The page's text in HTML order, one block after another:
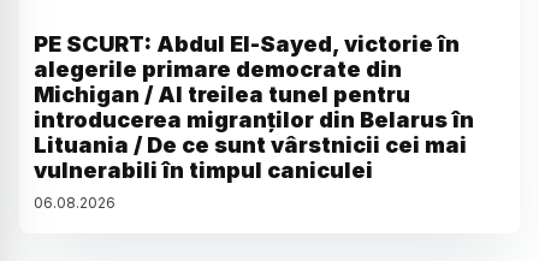
PE SCURT: Abdul El-Sayed, victorie în
alegerile primare democrate din
Michigan / Al treilea tunel pentru
introducerea migranților din Belarus în
Lituania / De ce sunt vârstnicii cei mai
vulnerabili în timpul caniculei
06.08.2026